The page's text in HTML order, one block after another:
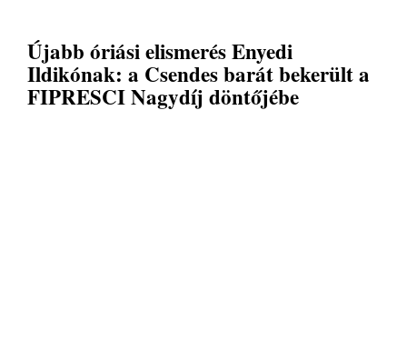
Újabb óriási elismerés Enyedi
Ildikónak: a Csendes barát bekerült a
FIPRESCI Nagydíj döntőjébe